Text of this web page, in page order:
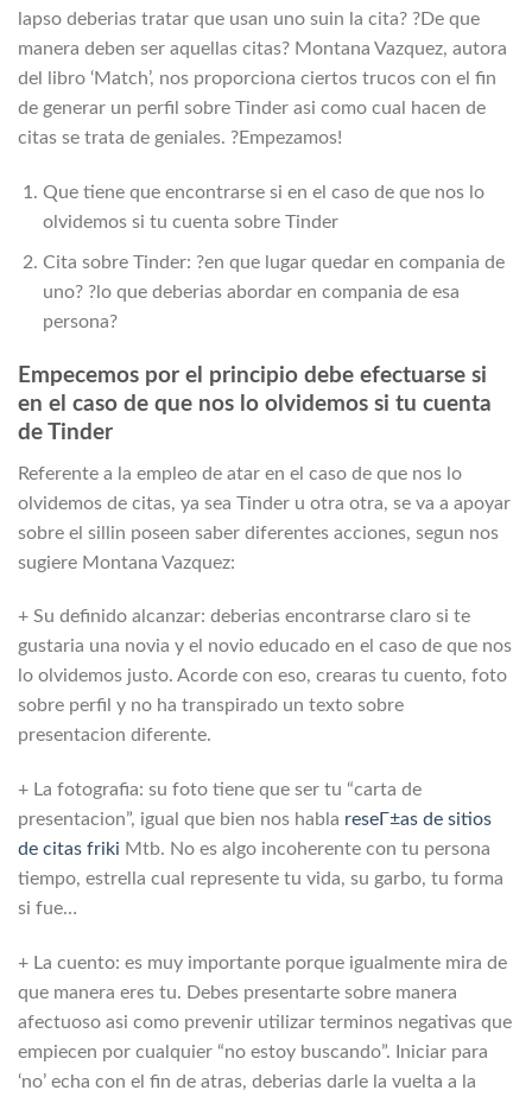
lapso deberias tratar que usan uno suin la cita? ?De que
manera deben ser aquellas citas? Montana Vazquez, autora
del libro ‘Match’, nos proporciona ciertos trucos con el fin
de generar un perfil sobre Tinder asi­ como cual hacen de
citas se trata de geniales. ?Empezamos!
Que tiene que encontrarse si en el caso de que nos lo
olvidemos si tu cuenta sobre Tinder
Cita sobre Tinder: ?en que lugar quedar en compania de
uno? ?lo que deberias abordar en compania de esa
persona?
Empecemos por el principio debe efectuarse si
en el caso de que nos lo olvidemos si tu cuenta
de Tinder
Referente a la empleo de atar en el caso de que nos lo
olvidemos de citas, ya sea Tinder u otra otra, se va a apoyar
sobre el silli­n poseen saber diferentes acciones, segun nos
sugiere Montana Vazquez:
+ Su definido alcanzar: deberias encontrarse claro si te
gustaria una novia y el novio educado en el caso de que nos
lo olvidemos justo. Acorde con eso, crearas tu cuento, foto
sobre perfil y no ha transpirado un texto sobre
presentacion diferente.
+ La fotografia: su foto tiene que ser tu “carta de
presentacion”, igual que bien nos habla reseГ±as de sitios
de citas friki Mtb. No es algo incoherente con tu persona
tiempo, estrella cual represente tu vida, su garbo, tu forma
si fue…
+ La cuento: es muy importante porque igualmente mira de
que manera eres tu. Debes presentarte sobre manera
afectuoso asi­ como prevenir utilizar terminos negativas que
empiecen por cualquier “no estoy buscando”. Iniciar para
‘no’ echa con el fin de atras, deberias darle la vuelta a la